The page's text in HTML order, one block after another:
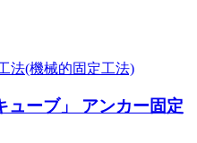
法(機械的固定工法)
ューブ」 アンカー固定